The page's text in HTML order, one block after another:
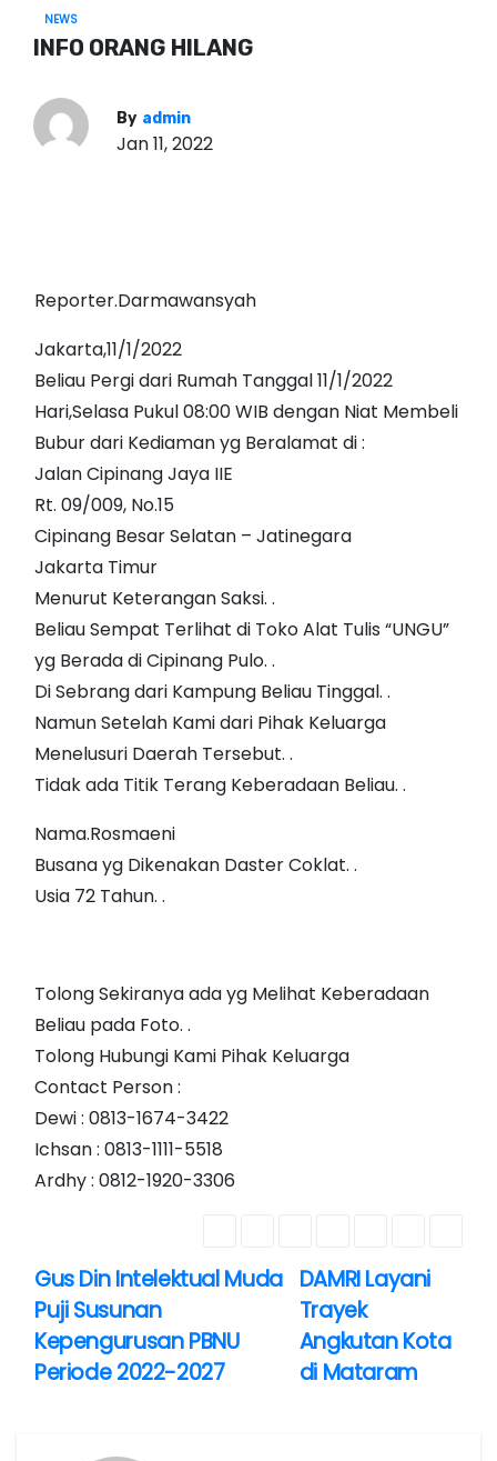
NEWS
INFO ORANG HILANG
By admin
Jan 11, 2022
Reporter.Darmawansyah
Jakarta,11/1/2022
Beliau Pergi dari Rumah Tanggal 11/1/2022
Hari,Selasa Pukul 08:00 WIB dengan Niat Membeli
Bubur dari Kediaman yg Beralamat di :
Jalan Cipinang Jaya IIE
Rt. 09/009, No.15
Cipinang Besar Selatan – Jatinegara
Jakarta Timur
Menurut Keterangan Saksi. .
Beliau Sempat Terlihat di Toko Alat Tulis “UNGU”
yg Berada di Cipinang Pulo. .
Di Sebrang dari Kampung Beliau Tinggal. .
Namun Setelah Kami dari Pihak Keluarga
Menelusuri Daerah Tersebut. .
Tidak ada Titik Terang Keberadaan Beliau. .
Nama.Rosmaeni
Busana yg Dikenakan Daster Coklat. .
Usia 72 Tahun. .
Tolong Sekiranya ada yg Melihat Keberadaan
Beliau pada Foto. .
Tolong Hubungi Kami Pihak Keluarga
Contact Person :
Dewi : 0813-1674-3422
Ichsan : 0813-1111-5518
Ardhy : 0812-1920-3306
N
a
v
DAMRI Layani
Trayek
Angkutan Kota
di Mataram
Gus Din Intelektual Muda
Puji Susunan
Kepengurusan PBNU
Periode 2022-2027